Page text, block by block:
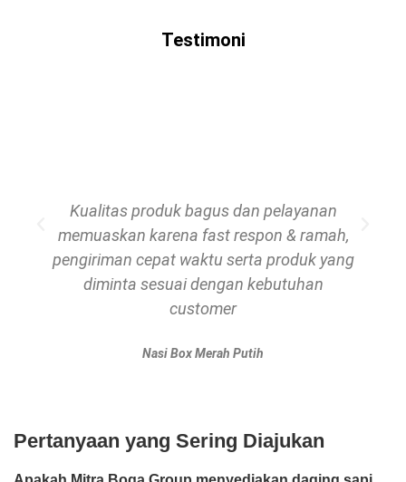
Testimoni
Kualitas produk bagus dan pelayanan
memuaskan karena fast respon & ramah,
pengiriman cepat waktu serta produk yang
diminta sesuai dengan kebutuhan
customer
Nasi Box Merah Putih
Pertanyaan yang Sering Diajukan